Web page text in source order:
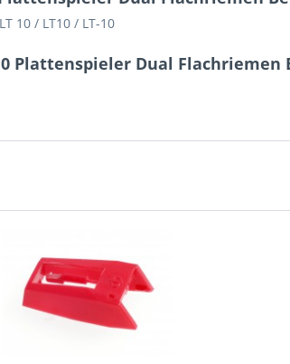
10 / LT10 / LT-10
Plattenspieler Dual Flachriemen